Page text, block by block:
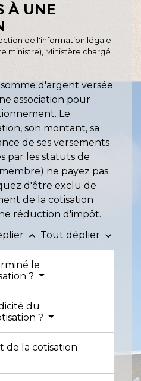
À UNE
de l'information légale
ministre), Ministère chargé
d'argent versée
association pour
Le
son montant, sa
de ses versements
par les statuts de
ne payez pas
d'être exclu de
de la cotisation
réduction d'impôt.
keyboard_arrow_up Tout déplier keyboard_arrow_down
le
?
du
?
de la cotisation